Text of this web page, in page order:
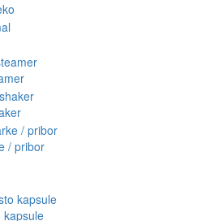
/ pribor
kapsule